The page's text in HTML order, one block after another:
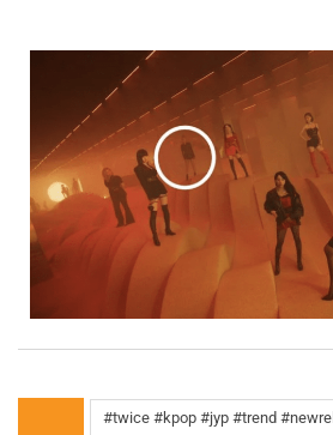
#twice #kpop #jyp #trend